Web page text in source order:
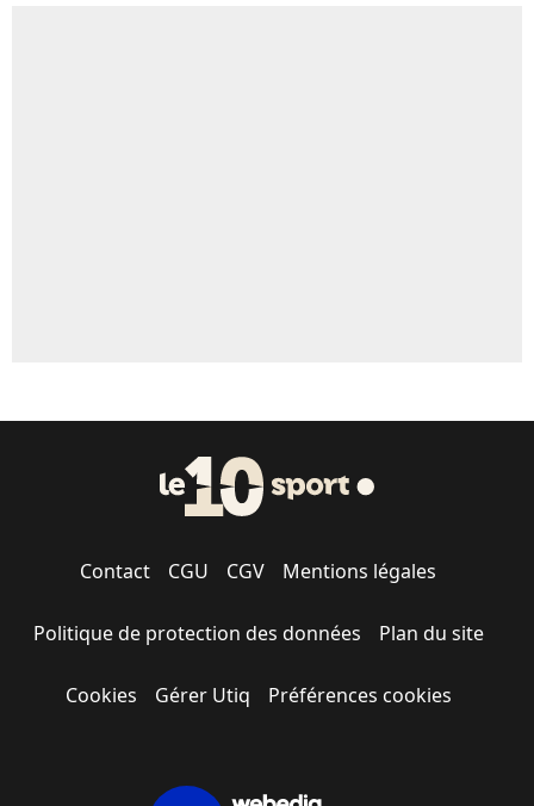
Contact CGU CGV Mentions légales
Politique de protection des données Plan du site
Cookies Gérer Utiq Préférences cookies